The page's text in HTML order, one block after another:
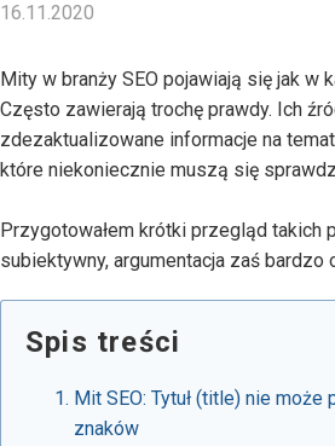
16.11.2020
Mity w branży SEO pojawiają się jak w
Często zawierają trochę prawdy. Ich
zdezaktualizowane informacje na
które niekoniecznie muszą się
Przygotowałem krótki przegląd takich
subiektywny, argumentacja zaś bardzo
Spis treści
Mit SEO: Tytuł (title) nie
znaków